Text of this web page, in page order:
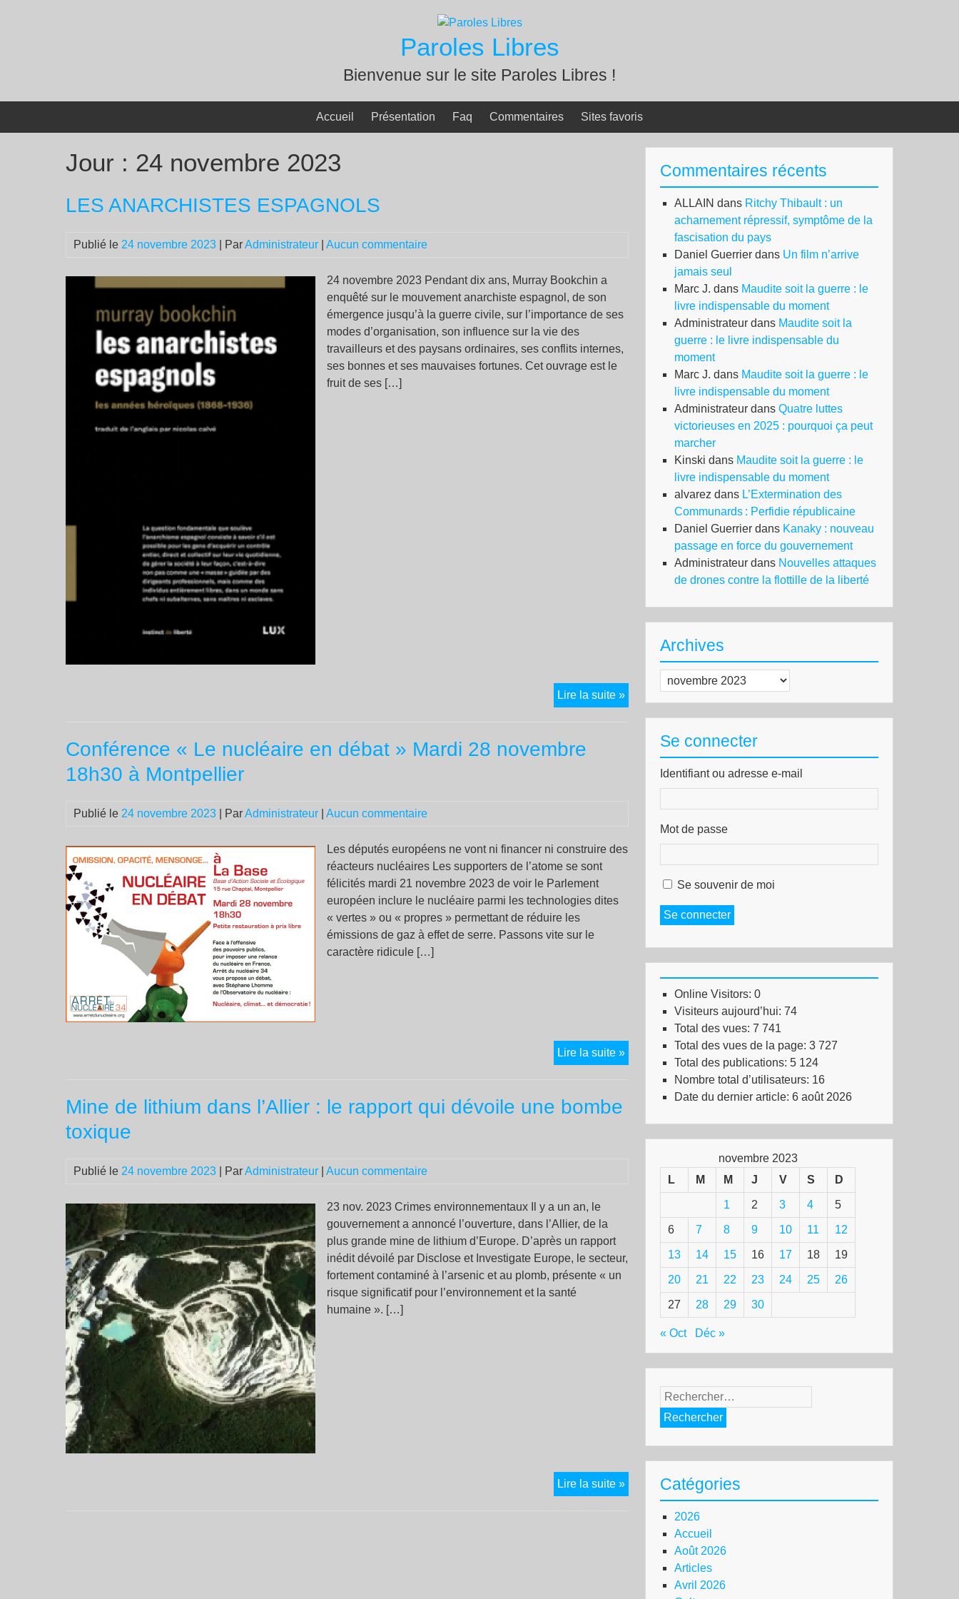
Paroles Libres
Bienvenue sur le site Paroles Libres !
Accueil Présentation Faq Commentaires Sites favoris
Jour : 24 novembre 2023
LES ANARCHISTES ESPAGNOLS
Publié le 24 novembre 2023 | ParAdministrateur Aucun commentaire
24 novembre 2023 Pendant dix ans, Murray Bookchin a
enquêté sur le mouvement anarchiste espagnol, de son
émergence jusqu’à la guerre civile, sur l’importance de ses
modes d’organisation, son influence sur la vie des
travailleurs et des paysans ordinaires, ses conflits internes,
ses bonnes et ses mauvaises fortunes. Cet ouvrage est le
fruit de ses […]
Lire la suite »LES
Conférence « Le nucléaire en débat » Mardi 28 novembre
18h30 à Montpellier
Publié le 24 novembre 2023 | ParAdministrateur Aucun commentaire
Les députés européens ne vont ni financer ni construire des
réacteurs nucléaires Les supporters de l’atome se sont
félicités mardi 21 novembre 2023 de voir le Parlement
européen inclure le nucléaire parmi les technologies dites
« vertes » ou « propres » permettant de réduire les
émissions de gaz à effet de serre. Passons vite sur le
caractère ridicule […]
Lire la suite »Conférence
« Le
nucléaire
Mardi
novembre
Montpellier
Mine de lithium dans l’Allier : le rapport qui dévoile une bombe
toxique
Publié le 24 novembre 2023 | ParAdministrateur Aucun commentaire
23 nov. 2023 Crimes environnementaux Il y a un an, le
gouvernement a annoncé l’ouverture, dans l’Allier, de la
plus grande mine de lithium d’Europe. D’après un rapport
inédit dévoilé par Disclose et Investigate Europe, le secteur,
fortement contaminé à l’arsenic et au plomb, présente « un
risque significatif pour l’environnement et la santé
humaine ». […]
Lire la suite »Mine
de
Commentaires récents
ALLAIN dans Ritchy Thibault : un
acharnement répressif, symptôme de la
fascisation du pays
Daniel Guerrier dans Un film n’arrive
jamais seul
Marc J. dans Maudite soit la guerre : le
livre indispensable du moment
Administrateur dans Maudite soit la
guerre : le livre indispensable du
moment
Marc J. dans Maudite soit la guerre : le
livre indispensable du moment
Administrateur dans Quatre luttes
victorieuses en 2025 : pourquoi ça peut
marcher
Kinski dans Maudite soit la guerre : le
livre indispensable du moment
alvarez dans L’Extermination des
Communards : Perfidie républicaine
Daniel Guerrier dans Kanaky : nouveau
passage en force du gouvernement
Administrateur dans Nouvelles attaques
de drones contre la flottille de la liberté
Archives
Archives
Se connecter
Identifiant ou adresse e-mail
Mot de passe
Se souvenir de moi
Se connecter
Online Visitors: 0
Visiteurs aujourd’hui: 74
Total des vues: 7 741
Total des vues de la page: 3 727
Total des publications: 5 124
Nombre total d’utilisateurs: 16
Date du dernier article: 6 août 2026
novembre 2023
L
M M J V S D
1 2 3 4 5
6 7 8 9 10 11 12
13 14 15 16 17 18 19
20 21 22 23 24 25 26
27 28 29 30
« Oct Déc »
Rechercher :
Catégories
2026
Accueil
Août 2026
Articles
Avril 2026